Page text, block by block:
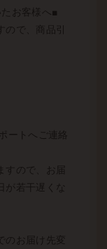
お客様へ■
ので、商品引
ートへご連絡
ので、お届
が若干遅くな
のお届け先変